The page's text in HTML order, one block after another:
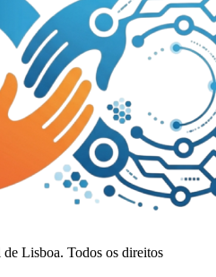
Lisboa. Todos os direitos